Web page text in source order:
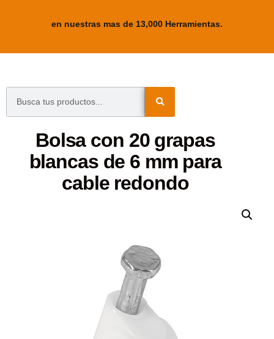
en nuestras mas de 13,000 Herramientas.
Bolsa con 20 grapas
blancas de 6 mm para
cable redondo